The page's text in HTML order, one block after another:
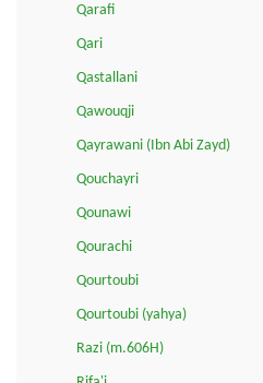
Qarafi
Qari
Qastallani
Qawouqji
Qayrawani (Ibn Abi Zayd)
Qouchayri
Qounawi
Qourachi
Qourtoubi
Qourtoubi (yahya)
Razi (m.606H)